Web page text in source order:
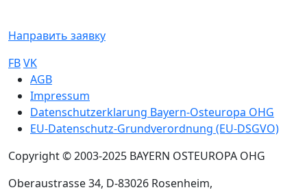
Направить заявку
FBVK
Sub footer
AGB
Impressum
Datenschutzerklarung Bayern-Osteuropa OHG
EU-Datenschutz-Grundverordnung (EU-DSGVO)
Copyright © 2003-2025 BAYERN OSTEUROPA OHG
Oberaustrasse 34, D-83026 Rosenheim,